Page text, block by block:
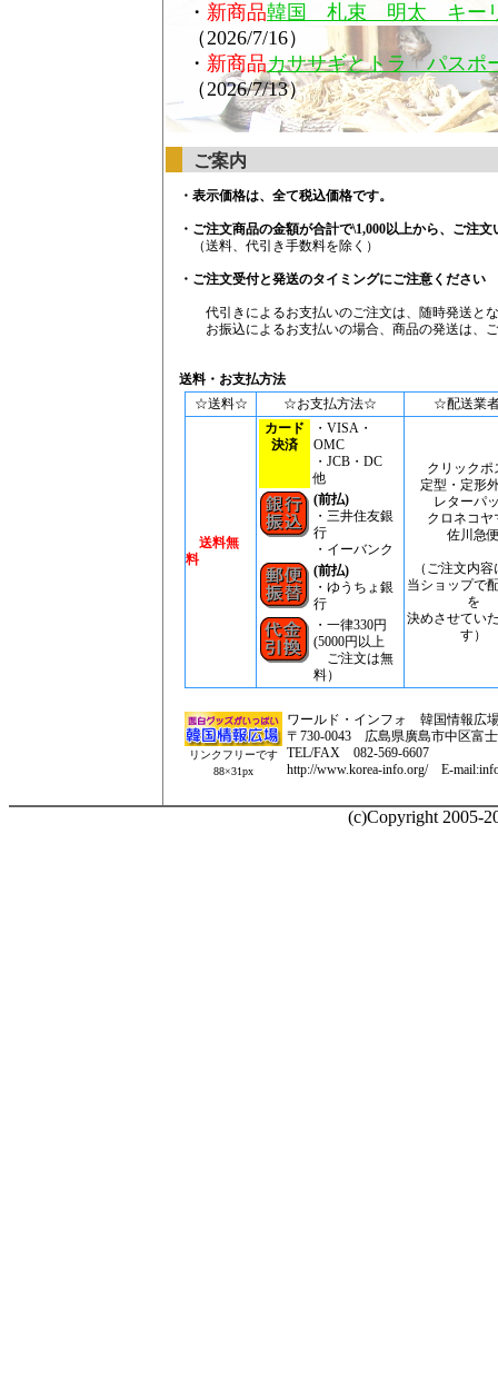
・ 新商品韓国 札束 明太 キー
（2026/7/16）
・ 新商品カササギとトラ パスポ
（2026/7/13）
ご案内
・表示価格は、全て税込価格です。
・ご注文商品の金額が合計で\1,000以上から、ご注
（送料、代引き手数料を除く）
・ご注文受付と発送のタイミングにご注意ください
代引きによるお支払いのご注文は、随時発送とな
お振込によるお支払いの場合、商品の発送は、ご
送料・お支払方法
☆送料☆
☆お支払方法☆ ☆配送業
送料無
料
カード
決済
・VISA・
OMC
・JCB・DC
他
(前払)
・三井住友銀
行
・イーバンク
(前払)
・ゆうちょ銀
行
・一律330円
(5000円以上
ご注文は無
料）
クリックポ
定型・定形
レターパ
クロネコヤ
佐川急
（ご注文内
当ショップで
を
決めさせてい
す）
リンクフリーです
88×31px
ワールド・インフォ 韓国情報広
〒730-0043 広島県廣島市中区富士
TEL/FAX 082-569-6607
http://www.korea-info.org/ E-
(c)Copyright 2005-